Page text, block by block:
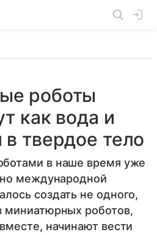
роботы
как вода и
твердое тело
в наше время уже
но международной
создать не одного,
миниатюрных роботов,
начинают вести